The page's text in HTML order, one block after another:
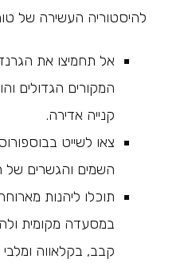
להיסטוריה העשירה של
אל תחמיצו את
המקורים הגדולים
קנייה אדירה.
צאו לשייט
השמים והגשרים של
תוכלו ליהנות
במסעדה מקומית
קבב, בקלאווה ומלבי